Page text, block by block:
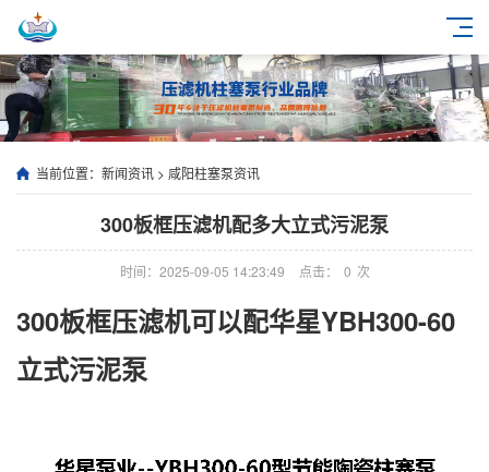
当前位置： 新闻资讯 > 咸阳柱塞泵资讯
300板框压滤机配多大立式污泥泵
时间：2025-09-05 14:23:49 点击： 0 次
300板框压滤机可以配华星YBH300-60
立式污泥泵